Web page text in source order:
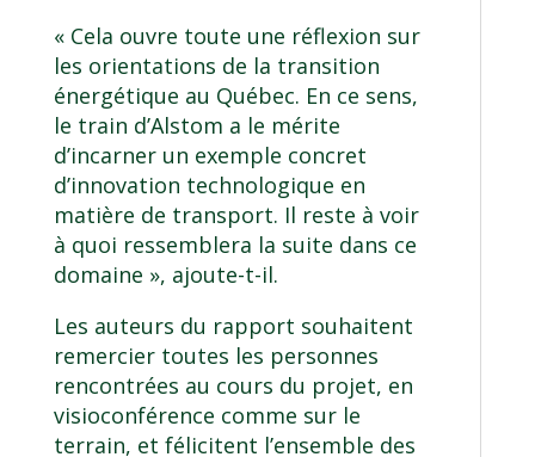
« Cela ouvre toute une réflexion sur
les orientations de la transition
énergétique au Québec. En ce sens,
le train d’Alstom a le mérite
d’incarner un exemple concret
d’innovation technologique en
matière de transport. Il reste à voir
à quoi ressemblera la suite dans ce
domaine », ajoute-t-il.
Les auteurs du rapport souhaitent
remercier toutes les personnes
rencontrées au cours du projet, en
visioconférence comme sur le
terrain, et félicitent l’ensemble des